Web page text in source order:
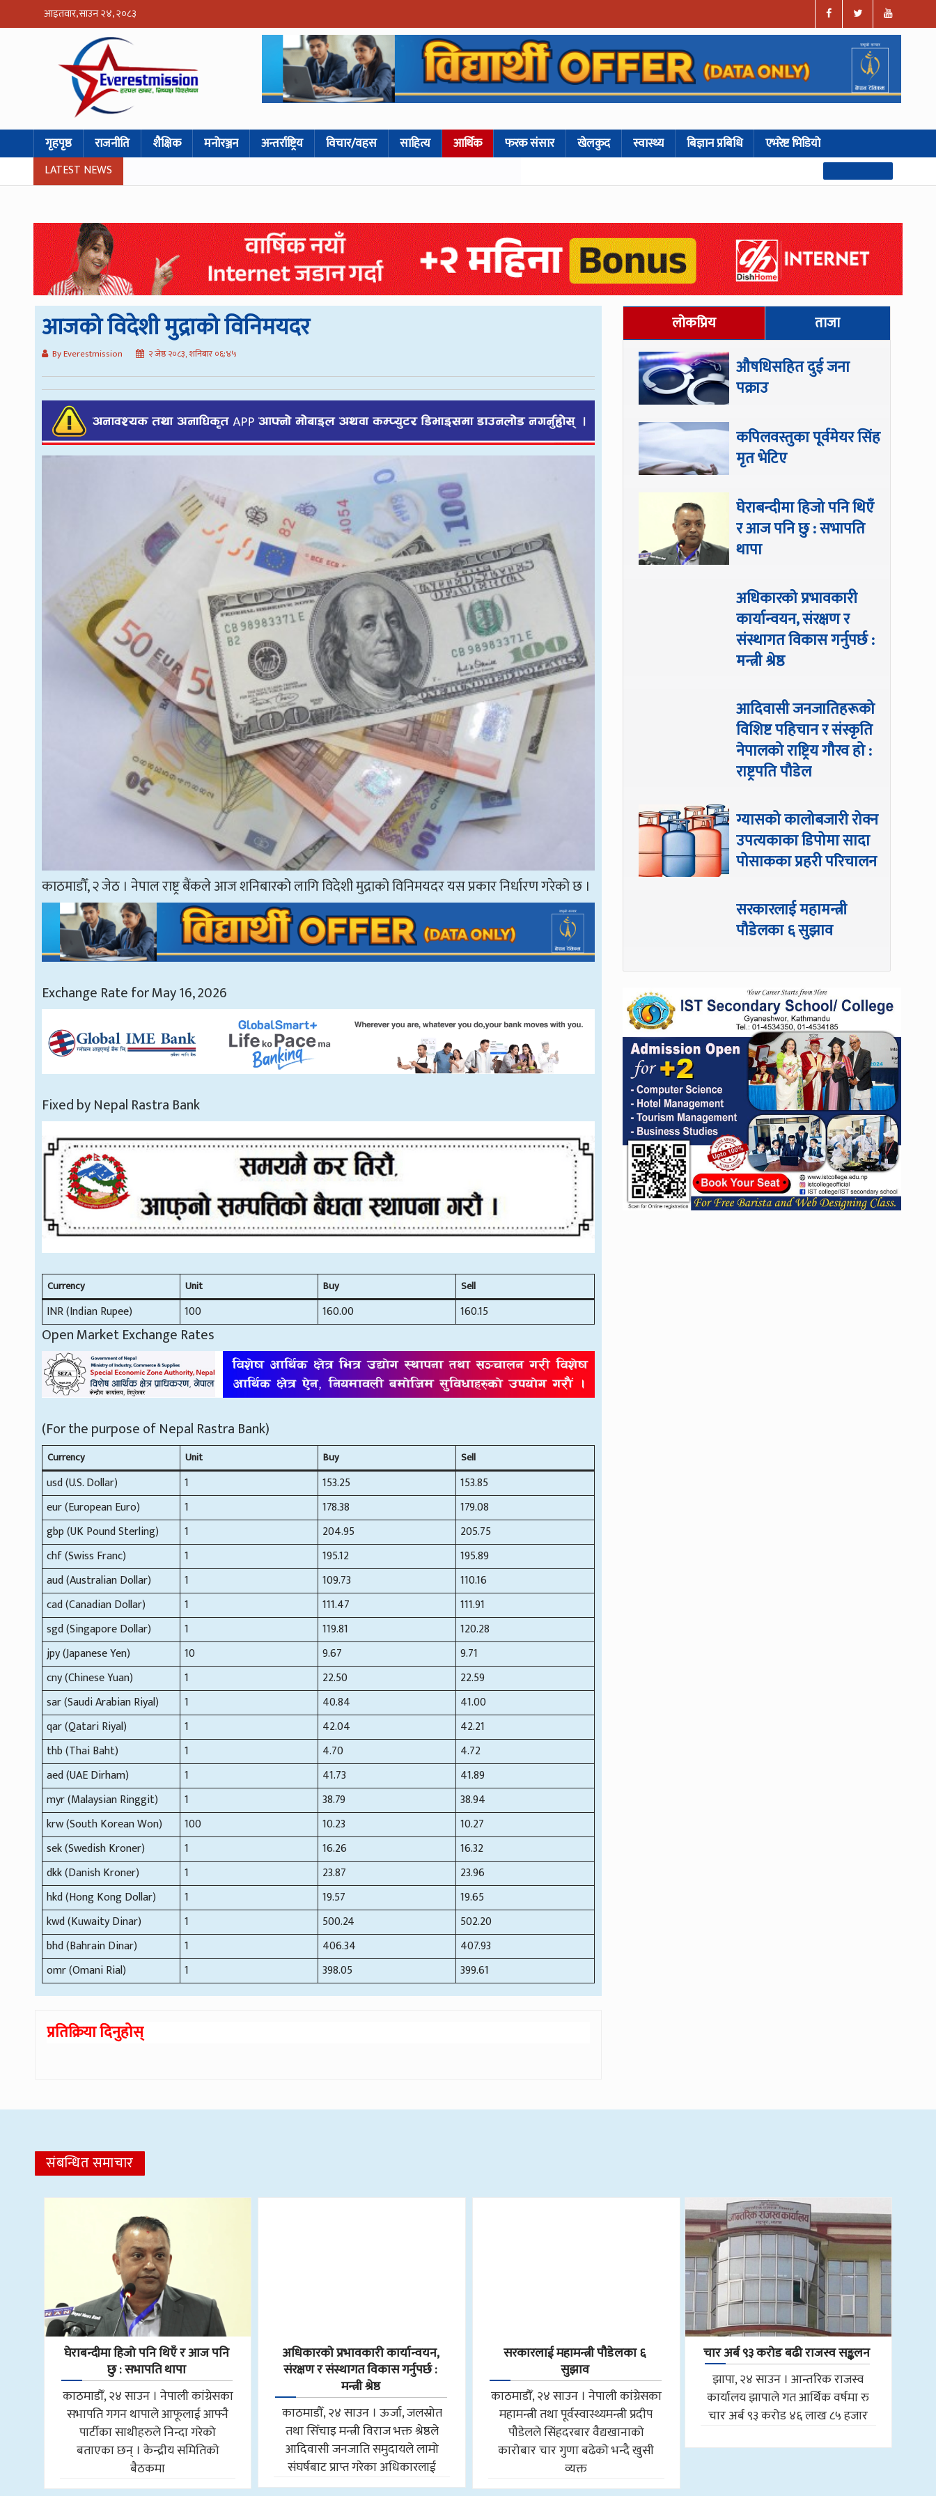
आइतवार, साउन २४, २०८३
गृहपृष्ठ राजनीति शैक्षिक मनोरञ्जन अन्तर्राष्ट्रिय विचार/वहस साहित्य आर्थिक फरक संसार खेलकुद स्वास्थ्य बिज्ञान प्रबिधि एभरेष्ट भिडियो
LATEST NEWS
आजको विदेशी मुद्राको विनिमयदर
By Everestmission २ जेष्ठ २०८३, शनिबार ०६:४५
काठमाडौँ, २ जेठ । नेपाल राष्ट्र बैंकले आज शनिबारको लागि विदेशी मुद्राको विनिमयदर यस प्रकार निर्धारण गरेको छ ।
Exchange Rate for May 16, 2026
Fixed by Nepal Rastra Bank
Currency Unit Buy Sell
INR (Indian Rupee) 100 160.00 160.15
Open Market Exchange Rates
(For the purpose of Nepal Rastra Bank)
Currency Unit Buy Sell
usd (U.S. Dollar) 1 153.25
153.85
eur (European Euro)
1 178.38
179.08
gbp (UK Pound Sterling)
1 204.95
205.75
chf (Swiss Franc)
1 195.12
195.89
aud (Australian Dollar)
1 109.73
110.16
cad (Canadian Dollar)
1 111.47
111.91
sgd (Singapore Dollar)
1 119.81
120.28
jpy (Japanese Yen)
10 9.67
9.71
cny (Chinese Yuan)
1 22.50
22.59
sar (Saudi Arabian Riyal)
1 40.84
41.00
qar (Qatari Riyal)
1 42.04
42.21
thb (Thai Baht)
1 4.70
4.72
aed (UAE Dirham)
1 41.73
41.89
myr (Malaysian Ringgit)
1 38.79
38.94
krw (South Korean Won)
100 10.23
10.27
sek (Swedish Kroner)
1 16.26
16.32
dkk (Danish Kroner)
1 23.87
23.96
hkd (Hong Kong Dollar)
1 19.57
19.65
kwd (Kuwaity Dinar)
1 500.24
502.20
bhd (Bahrain Dinar)
1 406.34
407.93
omr (Omani Rial)
1 398.05 399.61
प्रतिक्रिया दिनुहोस्
लोकप्रिय ताजा
औषधिसहित दुई जना
पक्राउ
कपिलवस्तुका पूर्वमेयर सिंह
मृत भेटिए
घेराबन्दीमा हिजो पनि थिएँ
र आज पनि छु : सभापति
थापा
अधिकारकाे प्रभावकारी
कार्यान्वयन, संरक्षण र
संस्थागत विकास गर्नुपर्छ :
मन्त्री श्रेष्ठ
आदिवासी जनजातिहरूको
विशिष्ट पहिचान र संस्कृति
नेपालको राष्ट्रिय गौरव हो :
राष्ट्रपति पौडेल
ग्यासको कालोबजारी रोक्न
उपत्यकाका डिपोमा सादा
पोसाकका प्रहरी परिचालन
सरकारलाई महामन्त्री
पौडेलका ६ सुझाव
संबन्धित समाचार
घेराबन्दीमा हिजो पनि थिएँ र आज पनि
छु : सभापति थापा
काठमाडौँ, २४ साउन । नेपाली कांग्रेसका
सभापति गगन थापाले आफूलाई आफ्नै
पार्टीका साथीहरुले निन्दा गरेको
बताएका छन् । केन्द्रीय समितिको
बैठकमा
अधिकारकाे प्रभावकारी कार्यान्वयन,
संरक्षण र संस्थागत विकास गर्नुपर्छ :
मन्त्री श्रेष्ठ
काठमाडौँ, २४ साउन । ऊर्जा, जलस्रोत
तथा सिँचाइ मन्त्री विराज भक्त श्रेष्ठले
आदिवासी जनजाति समुदायले लामो
संघर्षबाट प्राप्त गरेका अधिकारलाई
सरकारलाई महामन्त्री पौडेलका ६
सुझाव
काठमाडौँ, २४ साउन । नेपाली कांग्रेसका
महामन्त्री तथा पूर्वस्वास्थ्यमन्त्री प्रदीप
पौडेलले सिंहदरबार वैद्यखानाको
कारोबार चार गुणा बढेको भन्दै खुसी
व्यक्त
चार अर्ब ९३ करोड बढी राजस्व सङ्कलन
झापा, २४ साउन । आन्तरिक राजस्व
कार्यालय झापाले गत आर्थिक वर्षमा रु
चार अर्ब ९३ करोड ४६ लाख ८५ हजार